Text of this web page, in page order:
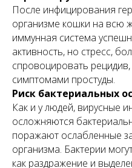
После инфицирования
организме кошки на всю
иммунная система
активность, но стресс,
спровоцировать
симптомами простуды.
Риск бактериальных
Как и у людей, вирусные
осложняются
поражают ослабленные
организма. Бактерии
как раздражение и